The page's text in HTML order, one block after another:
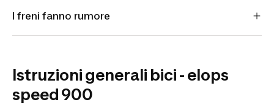
I freni fanno rumore
Istruzioni generali bici - elops
speed 900